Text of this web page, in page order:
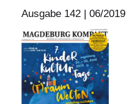
Ausgabe 142 | 06/2019